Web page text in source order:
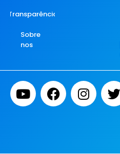
Transparência
Sobre
nos